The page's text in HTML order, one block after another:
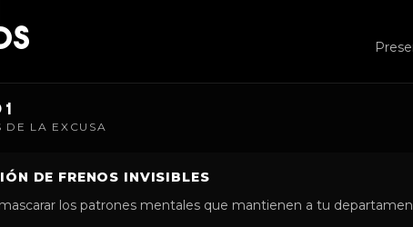
DE LA EXCUSA
DE FRENOS INVISIBLES
los patrones mentales que mantienen a tu